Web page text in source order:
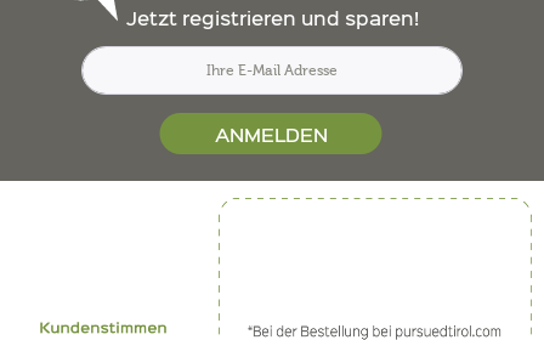
Jetzt registrieren und sparen!
ANMELDEN